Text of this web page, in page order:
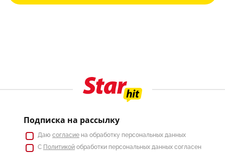
Подписка на рассылку
Даю согласие на обработку персональных данных
С Политикой обработки персональных данных согласен